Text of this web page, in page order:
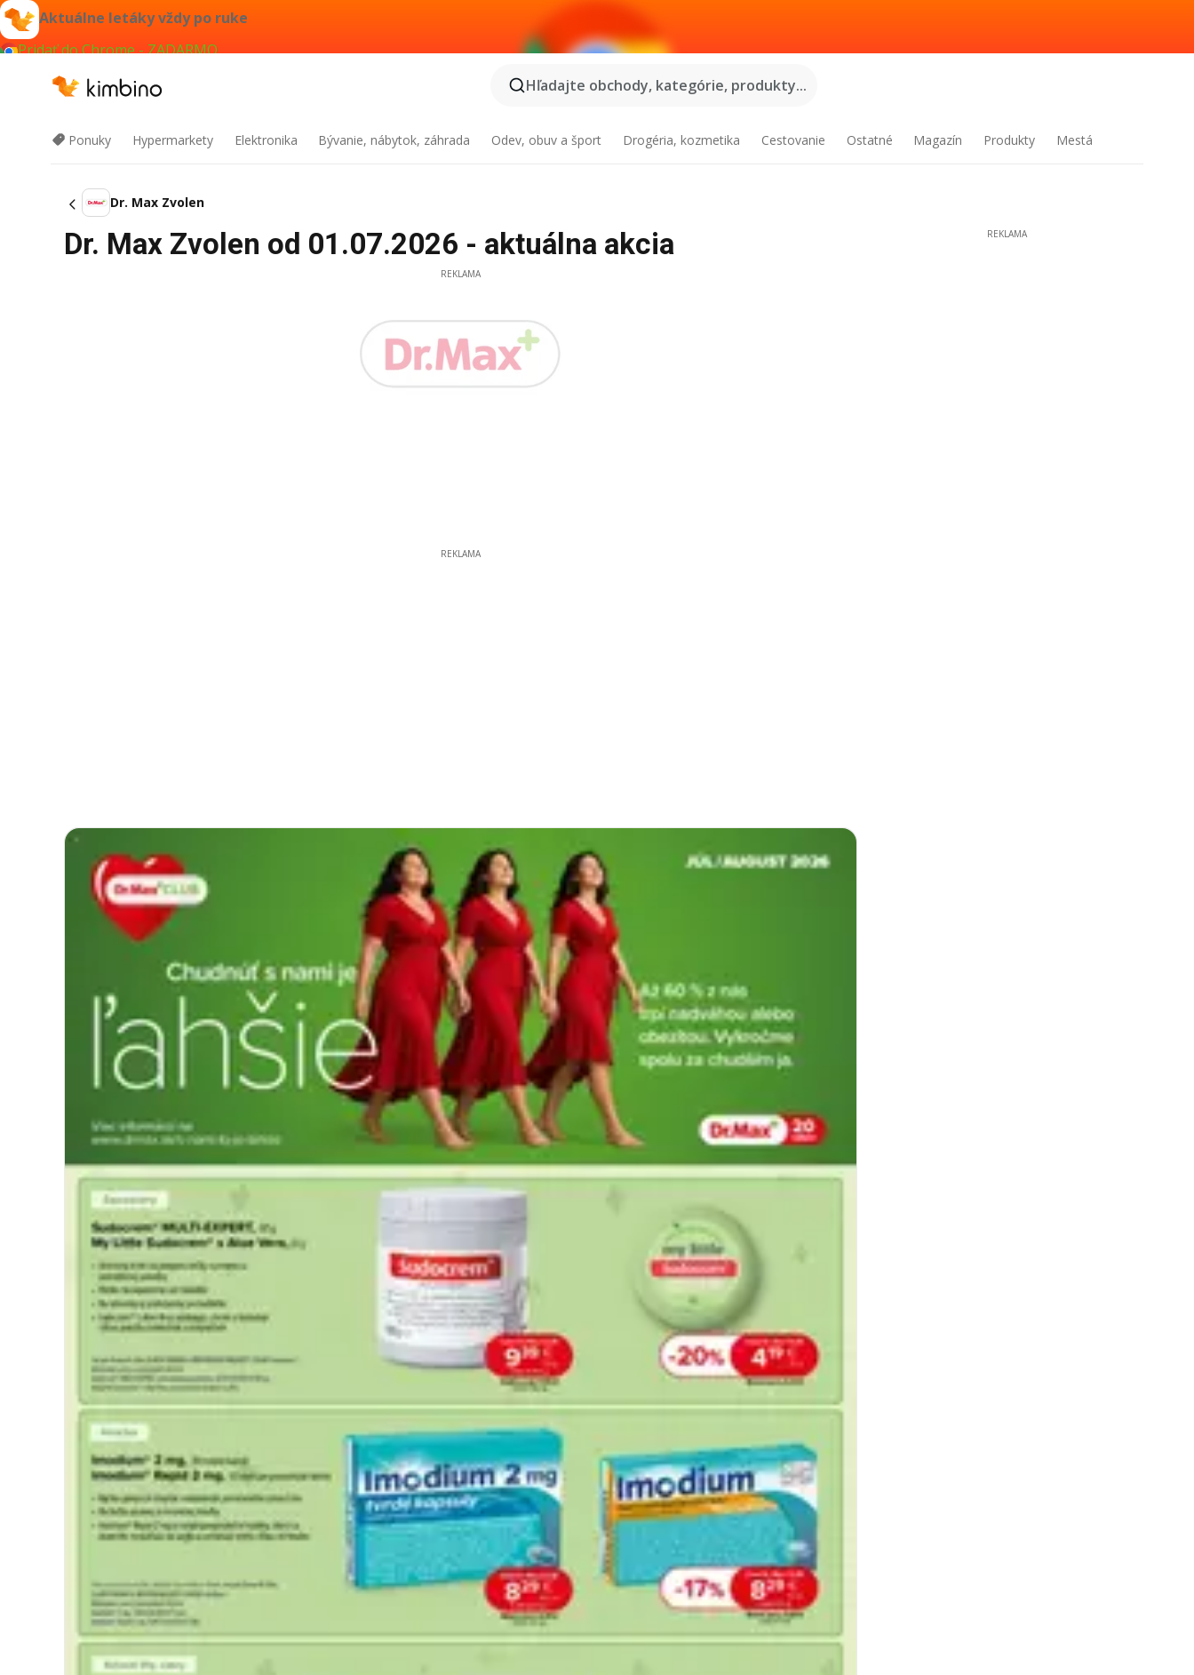
Aktuálne letáky vždy po ruke
Pridať do Chrome - ZADARMO
Hľadajte obchody, kategórie, produkty...
Ponuky Hypermarkety Elektronika Bývanie, nábytok, záhrada Odev, obuv a šport Drogéria, kozmetika Cestovanie Ostatné Magazín Produkty Mestá
Dr. Max Zvolen
Dr. Max Zvolen od 01.07.2026 - aktuálna akcia
REKLAMA
REKLAMA
REKLAMA